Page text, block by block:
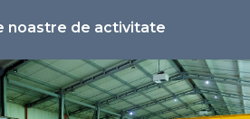
noastre de activitate